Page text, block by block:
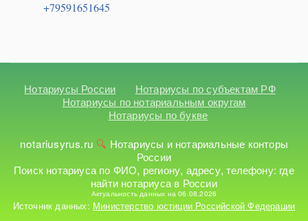
+79591651645
Нотариусы России
Нотариусы по субъектам РФ
Нотариусы по нотариальным округам
Нотариусы по букве
notariusyrus.ru
Нотариусы и нотариальные конторы
России
Поиск нотариуса по ФИО, региону, адресу, телефону: где
найти нотариуса в России
Актуальность данных на 06.08.2026
Источник данных: Министерство юстиции Российской Федерации